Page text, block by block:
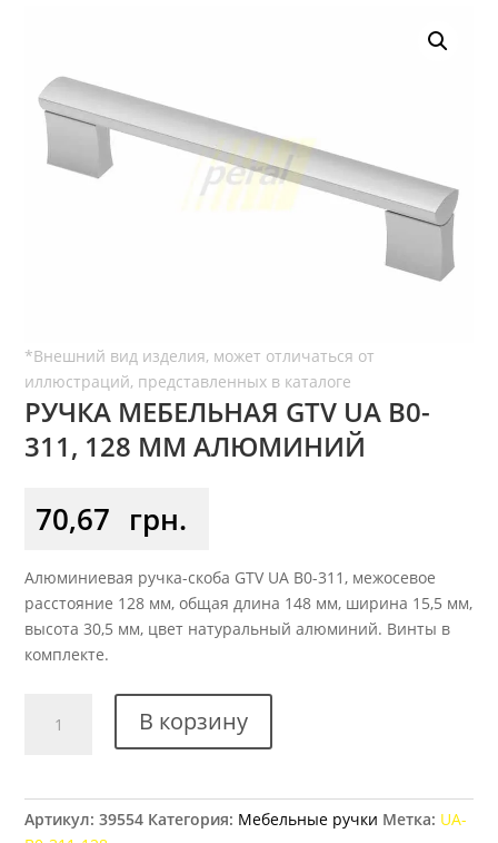
РУЧКА МЕБЕЛЬНАЯ GTV UA B0-
311, 128 ММ АЛЮМИНИЙ
70,67 грн.
Алюминиевая ручка-скоба GTV UA B0-311, межосевое
расстояние 128 мм, общая длина 148 мм, ширина 15,5 мм,
высота 30,5 мм, цвет натуральный алюминий. Винты в
комплекте.
товара
UA
В корзину
Артикул:39554 Категория: Мебельные ручки Метка: UА-